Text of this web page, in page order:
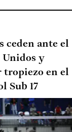
ceden ante el
Unidos y
tropiezo en el
Sub 17